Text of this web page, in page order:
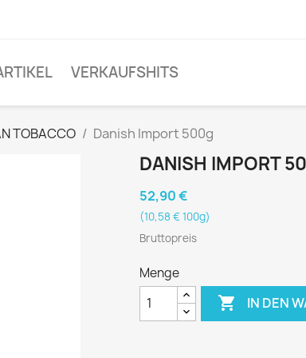
VERKAUFSHITS
TOBACCO Danish Import 500g
DANISH IMPORT
52,90 €
(10,58 € 100g)
Bruttopreis
Menge
 IN DEN